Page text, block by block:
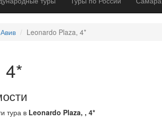
Leonardo Plaza, 4*
4*
тура в Leonardo Plaza, , 4*